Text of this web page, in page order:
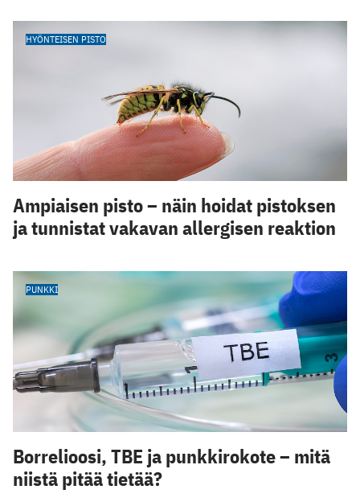
HYÖNTEISEN PISTO
Ampiaisen pisto – näin hoidat pistoksen
ja tunnistat vakavan allergisen reaktion
PUNKKI
Borrelioosi, TBE ja punkkirokote – mitä
niistä pitää tietää?